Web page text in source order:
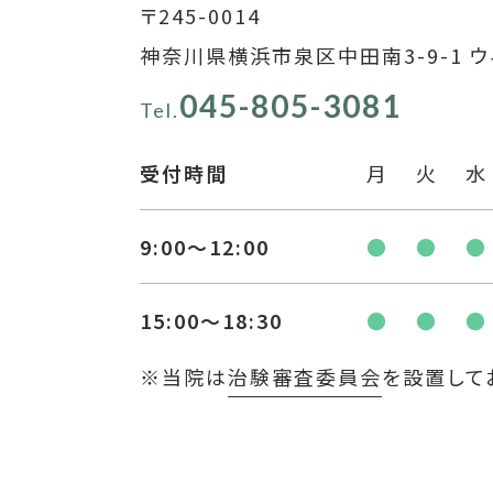
〒245-0014
神奈川県横浜市泉区中田南3-9-1 ウ
Tel.045-805-3081
受付時間 月 火 水
9:00〜12:00 ● ● ●
15:00〜18:30 ● ● ●
※当院は治験審査委員会を設置して